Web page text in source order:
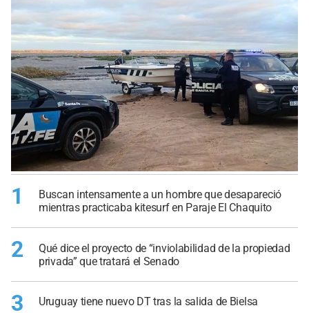
1
Buscan intensamente a un hombre que desapareció
mientras practicaba kitesurf en Paraje El Chaquito
2
Qué dice el proyecto de “inviolabilidad de la propiedad
privada” que tratará el Senado
3 Uruguay tiene nuevo DT tras la salida de Bielsa